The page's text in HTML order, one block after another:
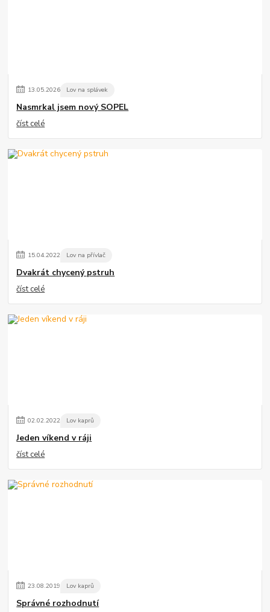
13.05.2026 Lov na splávek
Nasmrkal jsem nový SOPEL
číst celé
15.04.2022 Lov na přívlač
Dvakrát chycený pstruh
číst celé
02.02.2022 Lov kaprů
Jeden víkend v ráji
číst celé
23.08.2019 Lov kaprů
Správné rozhodnutí